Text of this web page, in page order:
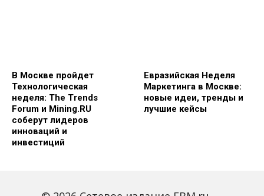
В Москве пройдет
Технологическая
неделя: The Trends
Forum и Mining.RU
соберут лидеров
инноваций и
инвестиций
Евразийская Неделя
Маркетинга в Москве:
новые идеи, тренды и
лучшие кейсы